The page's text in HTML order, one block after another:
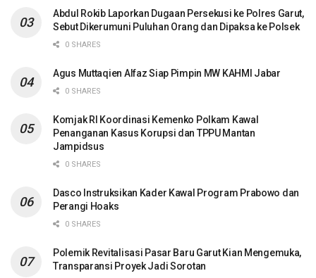
Abdul Rokib Laporkan Dugaan Persekusi ke Polres Garut,
Sebut Dikerumuni Puluhan Orang dan Dipaksa ke Polsek
0 SHARES
Agus Muttaqien Alfaz Siap Pimpin MW KAHMI Jabar
0 SHARES
Komjak RI Koordinasi Kemenko Polkam Kawal
Penanganan Kasus Korupsi dan TPPU Mantan
Jampidsus
0 SHARES
Dasco Instruksikan Kader Kawal Program Prabowo dan
Perangi Hoaks
0 SHARES
Polemik Revitalisasi Pasar Baru Garut Kian Mengemuka,
Transparansi Proyek Jadi Sorotan